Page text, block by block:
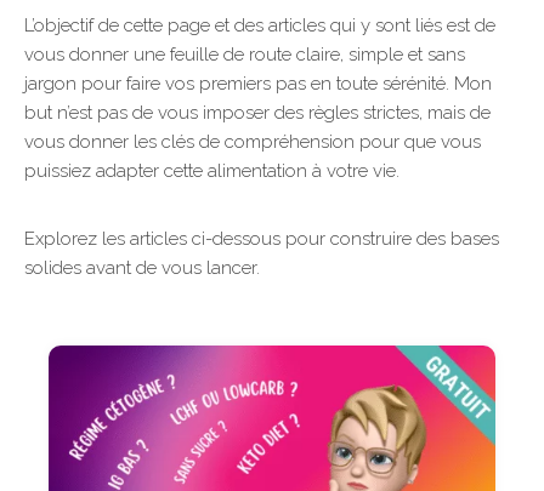
L’objectif de cette page et des articles qui y sont liés est de
vous donner une feuille de route claire, simple et sans
jargon pour faire vos premiers pas en toute sérénité. Mon
but n’est pas de vous imposer des règles strictes, mais de
vous donner les clés de compréhension pour que vous
puissiez adapter cette alimentation à votre vie.
Explorez les articles ci-dessous pour construire des bases
solides avant de vous lancer.